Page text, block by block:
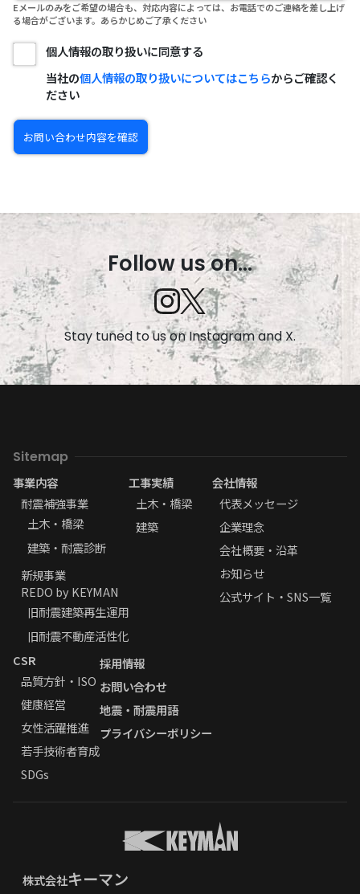
Eメールのみをご希望の場合も、対応内容によっては、お電話でのご連絡を差し上げ
る場合がございます。あらかじめご了承ください
個人情報の取り扱いに同意する
当社の個人情報の取り扱いについてはこちらからご確認く
ださい
Follow us on...
Stay tuned to us on Instagram and X.
Sitemap
事業内容
耐震補強事業
土木・橋梁
建築・耐震診断
新規事業
REDO by KEYMAN
旧耐震建築再生運用
旧耐震不動産活性化
工事実績
土木・橋梁
建築
会社情報
代表メッセージ
企業理念
会社概要・沿革
お知らせ
公式サイト・SNS一覧
CSR
品質方針・ISO
健康経営
女性活躍推進
若手技術者育成
SDGs
採用情報
お問い合わせ
地震・耐震用語
プライバシーポリシー
株式会社キーマン